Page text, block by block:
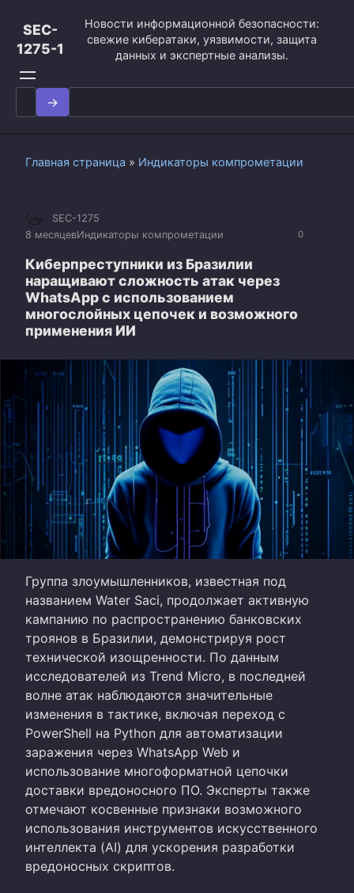
контенту
SEC-
1275-1
Новости информационной безопасности:
свежие кибератаки, уязвимости, защита
данных и экспертные анализы.
Search
for:
Главная страница » Индикаторы компрометации
0
SEC-1275
8 месяцевИндикаторы компрометации
Киберпреступники из Бразилии
наращивают сложность атак через
WhatsApp с использованием
многослойных цепочек и возможного
применения ИИ
Группа злоумышленников, известная под
названием Water Saci, продолжает активную
кампанию по распространению банковских
троянов в Бразилии, демонстрируя рост
технической изощренности. По данным
исследователей из Trend Micro, в последней
волне атак наблюдаются значительные
изменения в тактике, включая переход с
PowerShell на Python для автоматизации
заражения через WhatsApp Web и
использование многоформатной цепочки
доставки вредоносного ПО. Эксперты также
отмечают косвенные признаки возможного
использования инструментов искусственного
интеллекта (AI) для ускорения разработки
вредоносных скриптов.